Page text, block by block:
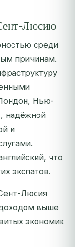
Люсию
среди
причинам.
Нью-
надёжной
и
что
экспатов.
Люсия
доходом выше
экономик